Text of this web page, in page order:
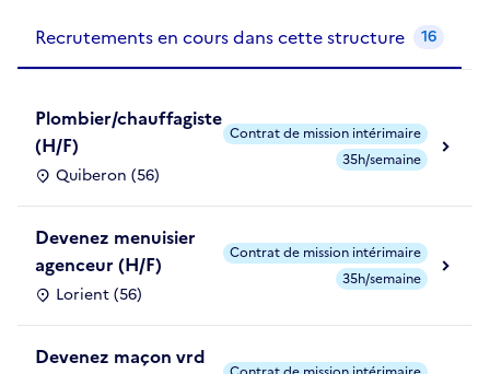
Recrutements en cours dans cette structure 16
Plombier/chauffagiste
(H/F)
Quiberon (56)
Contrat de mission intérimaire
35h/semaine
Devenez menuisier
agenceur (H/F)
Lorient (56)
Contrat de mission intérimaire
35h/semaine
Devenez maçon vrd